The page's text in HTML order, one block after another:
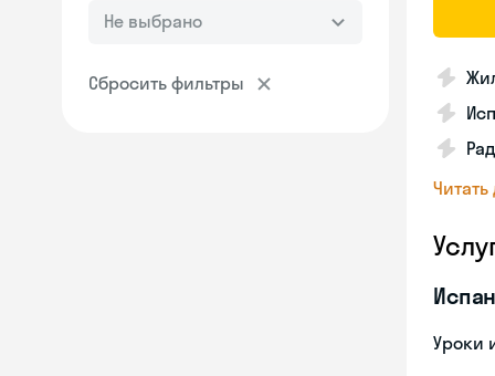
Не выбрано
Сбросить фильтры
Уроки